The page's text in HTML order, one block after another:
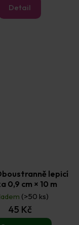
Detail
0,9 cm × 10 m
(>50 ks)
45 Kč